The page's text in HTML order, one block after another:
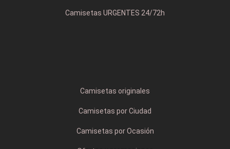
Camisetas URGENTES 24/72h
Camisetas originales
Camisetas por Ciudad
Camisetas por Ocasión